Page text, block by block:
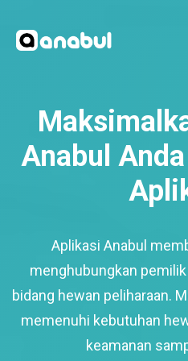
Anabul
Aplikasi Anabul
menghubungkan
bidang hewan peliharaan.
memenuhi kebutuhan
keamanan